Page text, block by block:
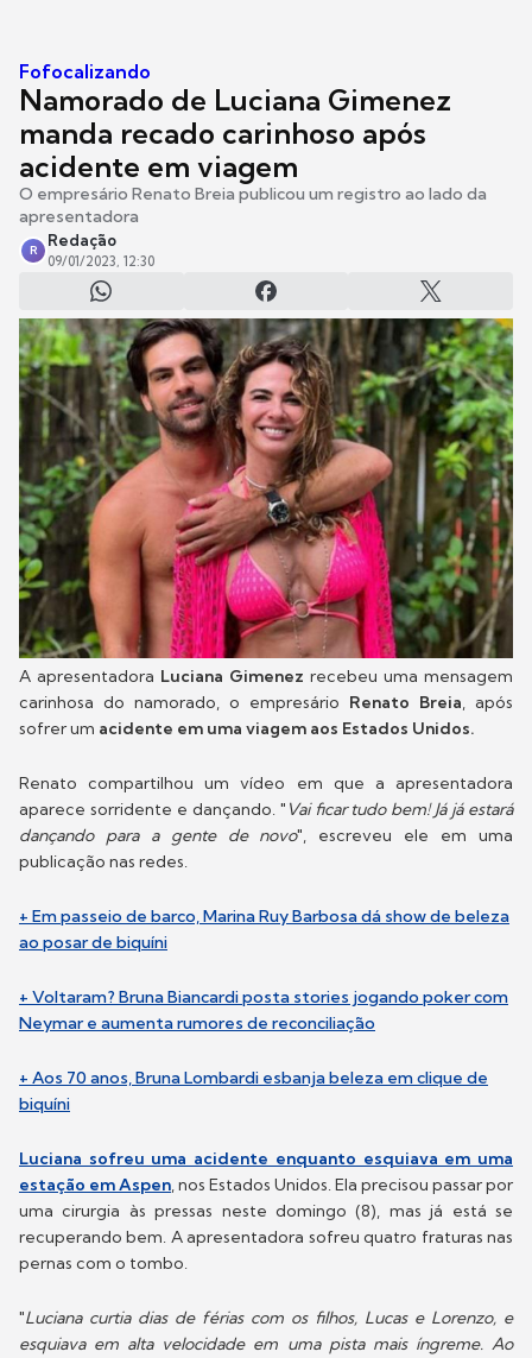
Fofocalizando
Namorado de Luciana Gimenez
manda recado carinhoso após
acidente em viagem
O empresário Renato Breia publicou um registro ao lado da
apresentadora
R
Redação
09/01/2023, 12:30
A apresentadora Luciana Gimenez recebeu uma mensagem
carinhosa do namorado, o empresário Renato Breia, após
sofrer um acidente em uma viagem aos Estados Unidos.
Renato compartilhou um vídeo em que a apresentadora
aparece sorridente e dançando. " Vai ficar tudo bem! Já já estará
dançando para a gente de novo", escreveu ele em uma
publicação nas redes.
+ Em passeio de barco, Marina Ruy Barbosa dá show de beleza
ao posar de biquíni
+ Voltaram? Bruna Biancardi posta stories jogando poker com
Neymar e aumenta rumores de reconciliação
+ Aos 70 anos, Bruna Lombardi esbanja beleza em clique de
biquíni
Luciana sofreu uma acidente enquanto esquiava em uma
estação em Aspen, nos Estados Unidos. Ela precisou passar por
uma cirurgia às pressas neste domingo (8), mas já está se
recuperando bem. A apresentadora sofreu quatro fraturas nas
pernas com o tombo.
"Luciana curtia dias de férias com os filhos, Lucas e Lorenzo, e
esquiava em alta velocidade em uma pista mais íngreme. Ao